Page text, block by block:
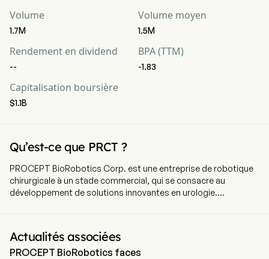
Volume
1.7M
Volume moyen
1.5M
Rendement en dividend
--
BPA (TTM)
-1.83
Capitalisation boursière
$1.1B
Qu’est-ce que PRCT ?
PROCEPT BioRobotics Corp. est une entreprise de robotique
chirurgicale à un stade commercial, qui se consacre au
développement de solutions innovantes en urologie.
concentre ses efforts sur l'amélioration des soins aux patients
en développant des solutions novatrices en urologie.
Actualités associées
PROCEPT BioRobotics faces